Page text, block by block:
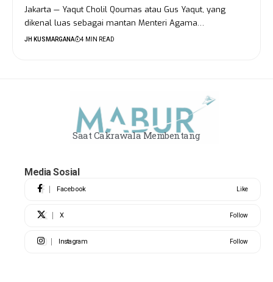
Jakarta — Yaqut Cholil Qoumas atau Gus Yaqut, yang
dikenal luas sebagai mantan Menteri Agama…
JH KUSMARGANA 4 MIN READ
Saat Cakrawala Membentang
Media Sosial
Facebook Like
X Follow
Instagram Follow